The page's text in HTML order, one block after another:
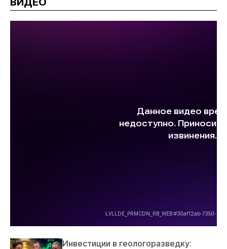
Инвестиции в геологоразведку: